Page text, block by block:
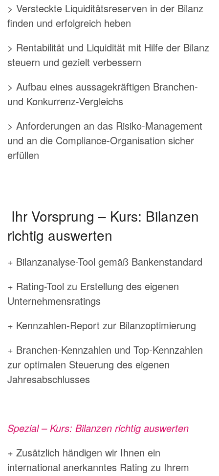
> Versteckte Liquiditätsreserven in der Bilanz
finden und erfolgreich heben
> Rentabilität und Liquidität mit Hilfe der Bilanz
steuern und gezielt verbessern
> Aufbau eines aussagekräftigen Branchen-
und Konkurrenz-Vergleichs
> Anforderungen an das Risiko-Management
und an die Compliance-Organisation sicher
erfüllen
Ihr Vorsprung – Kurs: Bilanzen
richtig auswerten
+ Bilanzanalyse-Tool gemäß Bankenstandard
+ Rating-Tool zu Erstellung des eigenen
Unternehmensratings
+ Kennzahlen-Report zur Bilanzoptimierung
+ Branchen-Kennzahlen und Top-Kennzahlen
zur optimalen Steuerung des eigenen
Jahresabschlusses
Spezial – Kurs: Bilanzen richtig auswerten
+ Zusätzlich händigen wir Ihnen ein
international anerkanntes Rating zu Ihrem